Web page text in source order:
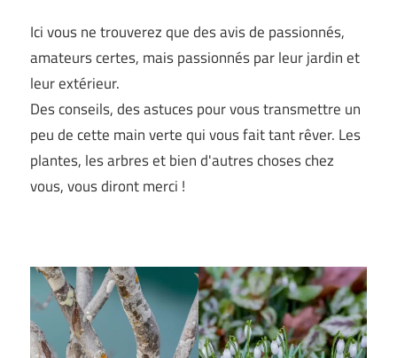
Ici vous ne trouverez que des avis de passionnés,
amateurs certes, mais passionnés par leur jardin et
leur extérieur.
Des conseils, des astuces pour vous transmettre un
peu de cette main verte qui vous fait tant rêver. Les
plantes, les arbres et bien d'autres choses chez
vous, vous diront merci !